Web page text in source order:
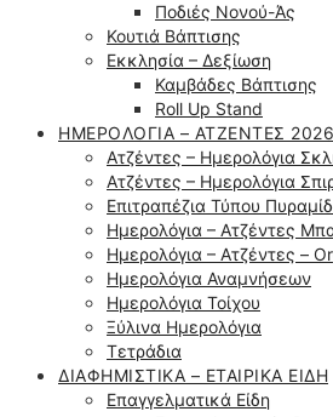
Ποδιές Νονού-Άς
Κουτιά Βάπτισης
Εκκλησία – Δεξίωση
Καμβάδες Βάπτισης
Roll Up Stand
ΗΜΕΡΟΛΌΓΙΑ – ΑΤΖΈΝΤΕΣ 2026
Ατζέντες – Ημερολόγια
Ατζέντες – Ημερολόγια
Επιτραπέζια Τύπου
Ημερολόγια – Ατζέντες
Ημερολόγια – Ατζέντες –
Ημερολόγια Αναμνήσεων
Ημερολόγια Τοίχου
Ξύλινα Ημερολόγια
Τετράδια
ΔΙΑΦΗΜΙΣΤΙΚΆ – ΕΤΑΙΡΙΚΆ ΕΊΔΗ
Επαγγελματικά Είδη